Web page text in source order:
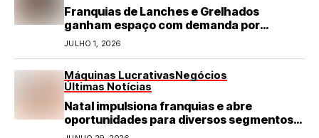
Franquias de Lanches e Grelhados
ganham espaço com demanda por
refeições rápidas e de qualidade
JULHO 1, 2026
Máquinas LucrativasNegócios
Últimas Notícias
Natal impulsiona franquias e abre
oportunidades para diversos segmentos
do varejo